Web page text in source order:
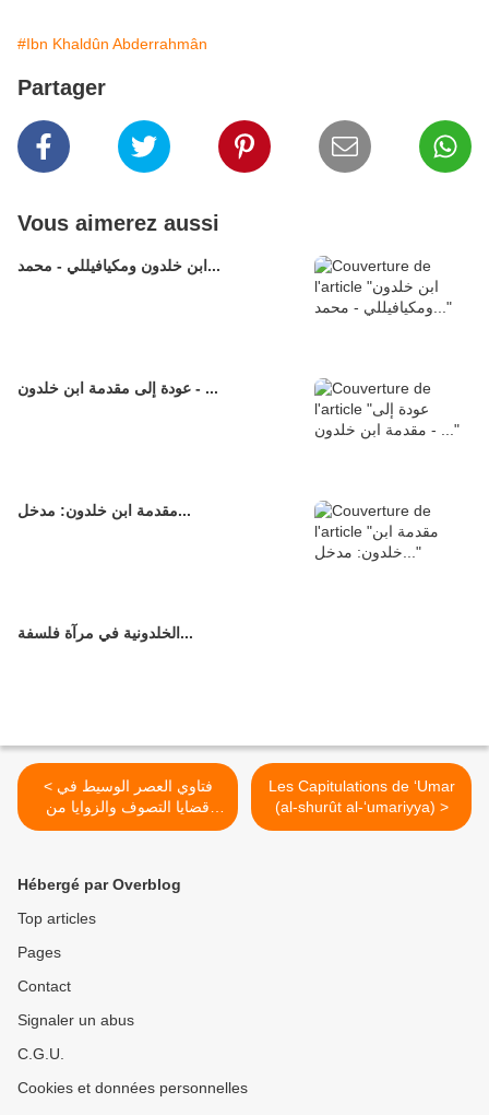
#Ibn Khaldûn Abderrahmân
Partager
Vous aimerez aussi
ابن خلدون ومكيافيللي - محمد...
عودة إلى مقدمة ابن خلدون - ...
مقدمة ابن خلدون: مدخل...
الخلدونية في مرآة فلسفة...
< فتاوي العصر الوسيط في
قضايا التصوف والزوايا من
كتاب المعيار
Les Capitulations de ‘Umar
(al-shurût al-‘umariyya) >
Hébergé par Overblog
Top articles
Pages
Contact
Signaler un abus
C.G.U.
Cookies et données personnelles